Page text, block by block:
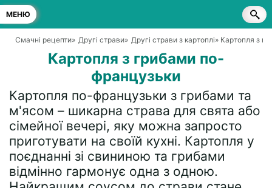
МЕНЮ
Смачні рецепти» Другі страви» Другі страви з картоплі» Картопля з
Картопля з грибами по-
французьки
Картопля по-французьки з грибами та
м'ясом – шикарна страва для свята або
сімейної вечері, яку можна запросто
приготувати на своїй кухні. Картопля у
поєднанні зі свининою та грибами
відмінно гармонує одна з одною.